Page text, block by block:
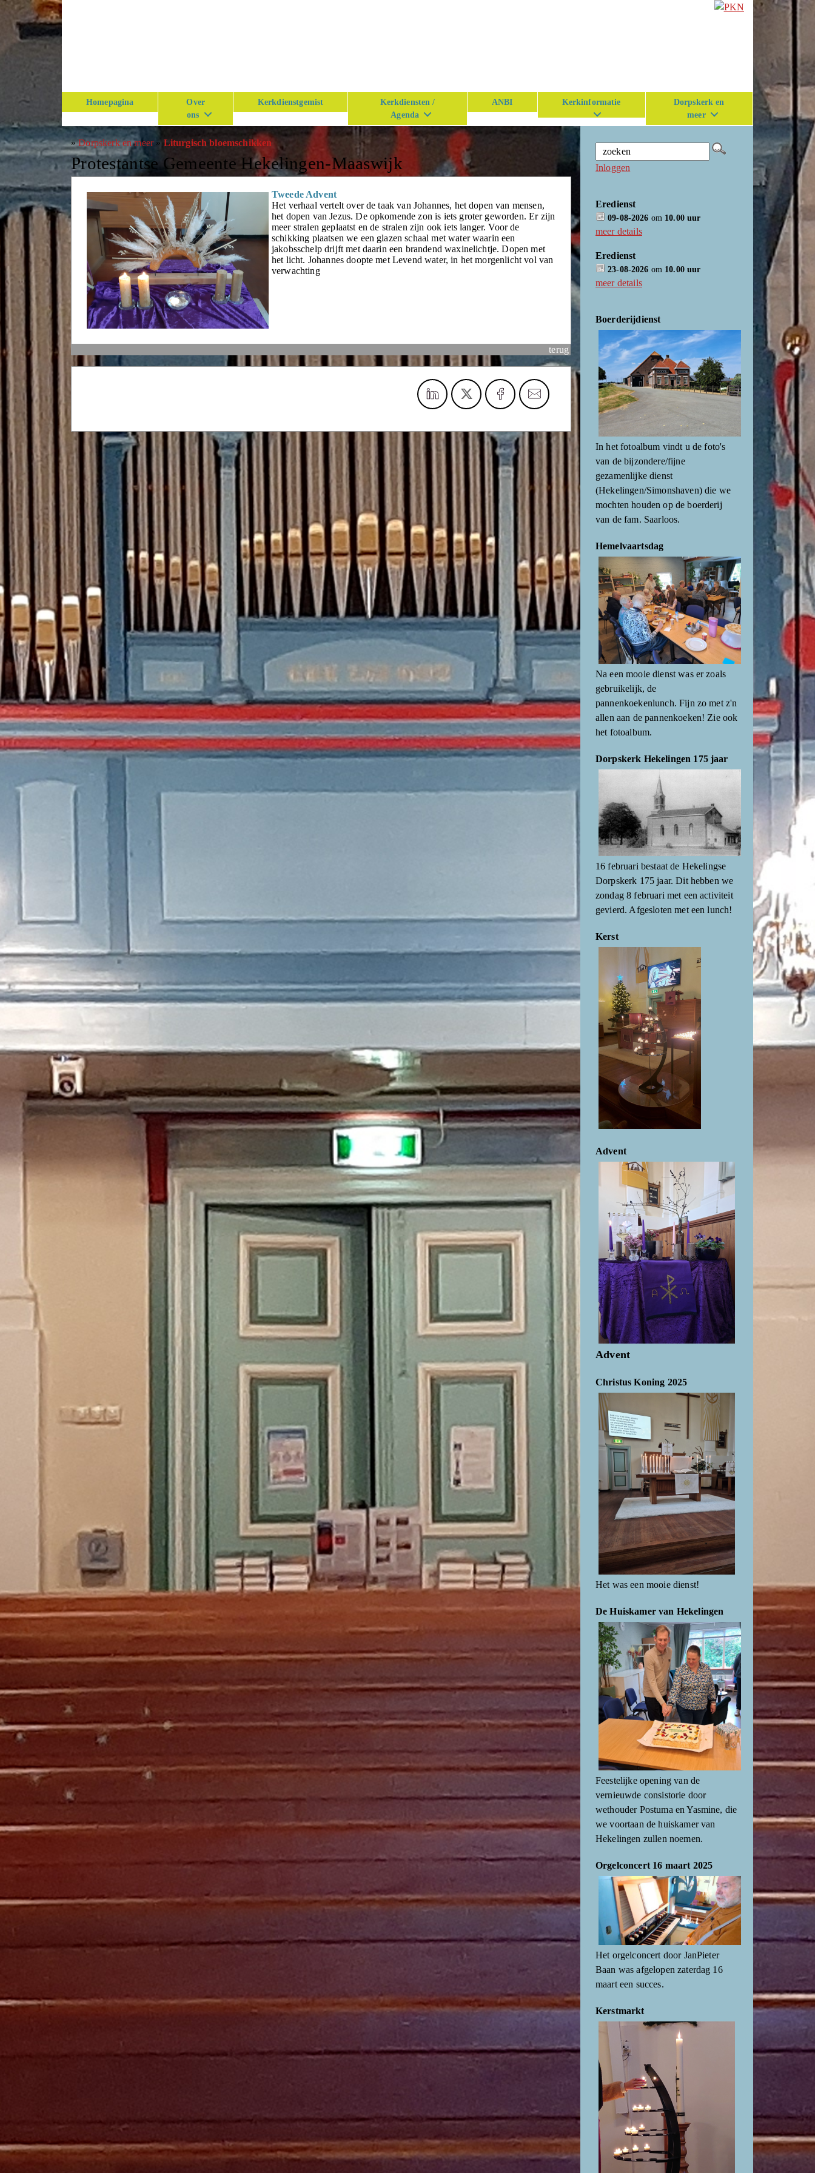
Homepagina
Over
ons
Kerkdienstgemist
Kerkdiensten /
Agenda
ANBI Kerkinformatie
Dorpskerk en
meer
»Dorpskerk en meer» Liturgisch bloemschikken
Protestantse Gemeente Hekelingen-Maaswijk
Tweede Advent
Het verhaal vertelt over de taak van Johannes, het dopen van mensen,
het dopen van Jezus. De opkomende zon is iets groter geworden. Er zijn
meer stralen geplaatst en de stralen zijn ook iets langer. Voor de
schikking plaatsen we een glazen schaal met water waarin een
jakobsschelp drijft met daarin een brandend waxinelichtje. Dopen met
het licht. Johannes doopte met Levend water, in het morgenlicht vol van
verwachting
terug
Inloggen
Eredienst
09-08-2026 om 10.00 uur
meer details
Eredienst
23-08-2026 om 10.00 uur
meer details
Boerderijdienst
In het fotoalbum vindt u de foto's
van de bijzondere/fijne
gezamenlijke dienst
(Hekelingen/Simonshaven) die we
mochten houden op de boerderij
van de fam. Saarloos.
Hemelvaartsdag
Na een mooie dienst was er zoals
gebruikelijk, de
pannenkoekenlunch. Fijn zo met z'n
allen aan de pannenkoeken! Zie ook
het fotoalbum.
Dorpskerk Hekelingen 175 jaar
16 februari bestaat de Hekelingse
Dorpskerk 175 jaar. Dit hebben we
zondag 8 februari met een activiteit
gevierd. Afgesloten met een lunch!
Kerst
Advent
Advent
Christus Koning 2025
Het was een mooie dienst!
De Huiskamer van Hekelingen
Feestelijke opening van de
vernieuwde consistorie door
wethouder Postuma en Yasmine, die
we voortaan de huiskamer van
Hekelingen zullen noemen.
Orgelconcert 16 maart 2025
Het orgelconcert door JanPieter
Baan was afgelopen zaterdag 16
maart een succes.
Kerstmarkt